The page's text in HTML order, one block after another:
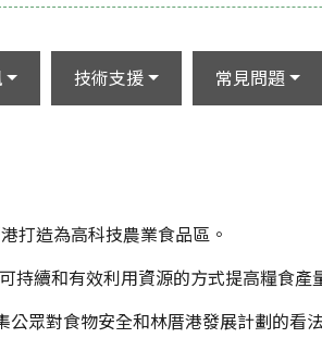
技術支援 常見問題
打造為高科技農業食品區。
持續和有效利用資源的方式提高糧食產
眾對食物安全和林厝港發展計劃的看